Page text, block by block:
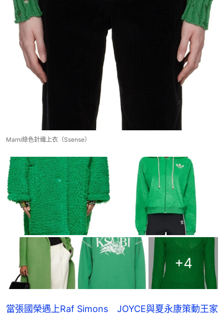
Marni綠色針織上衣（Ssense）
+4
當張國榮遇上Raf Simons JOYCE與夏永康策動王家